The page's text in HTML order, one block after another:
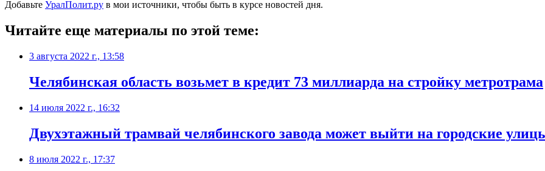
Добавьте УралПолит.ру в мои источники, чтобы быть в курсе новостей дня.
Читайте еще материалы по этой теме:
3 августа 2022 г., 13:58
Челябинская область возьмет в кредит 73 миллиарда на стройку метротрама
14 июля 2022 г., 16:32
Двухэтажный трамвай челябинского завода может выйти на городские
8 июля 2022 г., 17:37